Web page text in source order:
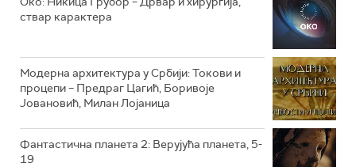
РТС КОЛО
ствар карактера
Модерна архитектура у Србији: Токови и
процепи – Предраг Цагић, Боривоје
Јовановић, Милан Лојаница
Фантастична планета 2: Верујућа планета, 5-
19